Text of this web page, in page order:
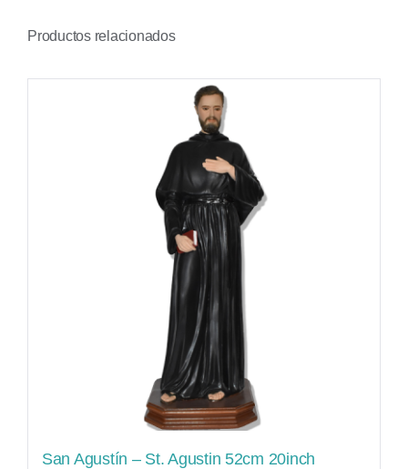
Productos relacionados
San Agustín – St. Agustin 52cm 20inch